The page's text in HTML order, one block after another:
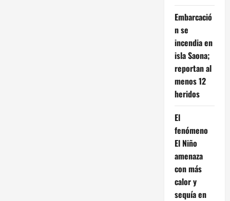
Embarcació
n se
incendia en
isla Saona;
reportan al
menos 12
heridos
El
fenómeno
El Niño
amenaza
con más
calor y
sequía en